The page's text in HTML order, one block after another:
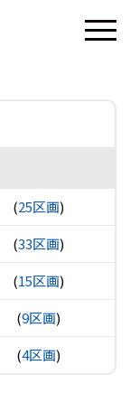
(25区画)
(33区画)
(15区画)
(9区画)
(4区画)